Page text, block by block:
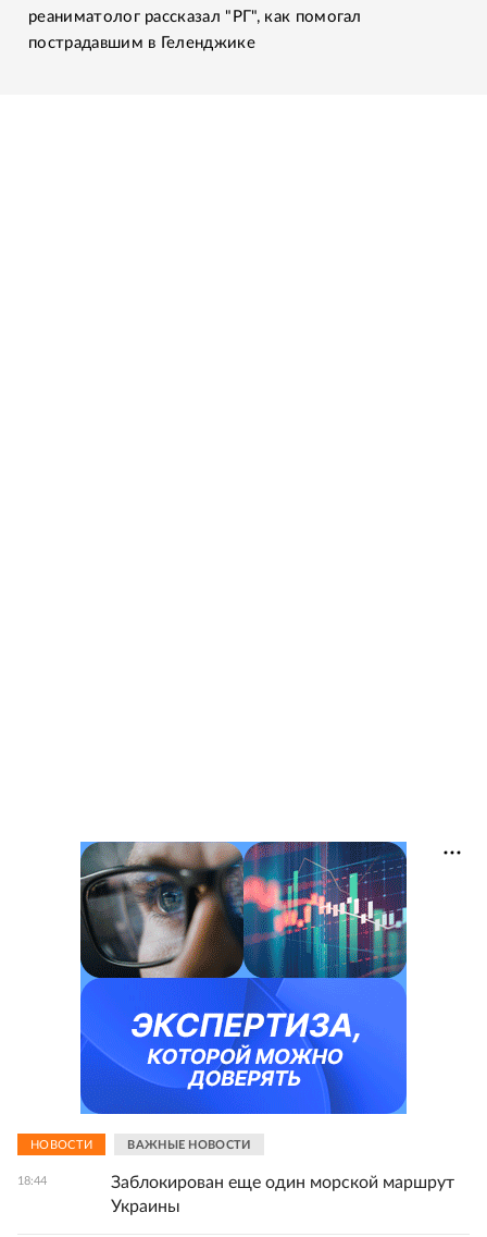
реаниматолог рассказал "РГ", как помогал
пострадавшим в Геленджике
НОВОСТИ ВАЖНЫЕ НОВОСТИ
18:44
Заблокирован еще один морской маршрут
Украины